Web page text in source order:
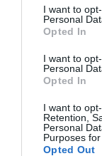
I want to
Personal
Opted In
I want to
Personal
Opted In
I want to
Retention,
Personal
Purposes
Opted Out
La